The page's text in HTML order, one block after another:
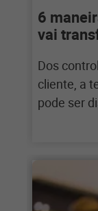
6
vai
Dos
cliente, a
pode ser